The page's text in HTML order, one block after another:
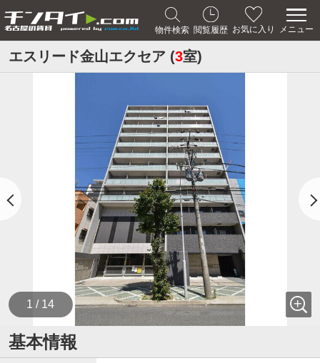
物件検索 閲覧履歴 お気に入り メニュー
エスリード金山エクセア (3室)
1 / 14
基本情報